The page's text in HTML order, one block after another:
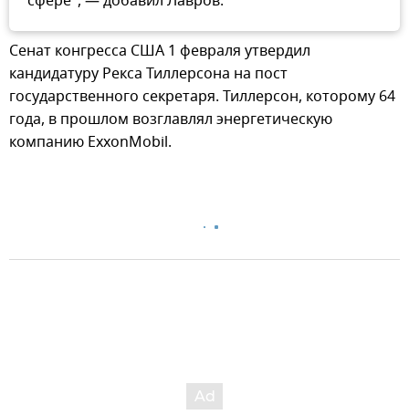
Сенат конгресса США 1 февраля утвердил
кандидатуру Рекса Тиллерсона на пост
государственного секретаря. Тиллерсон, которому 64
года, в прошлом возглавлял энергетическую
компанию ExxonMobil.